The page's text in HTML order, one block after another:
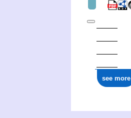
see more